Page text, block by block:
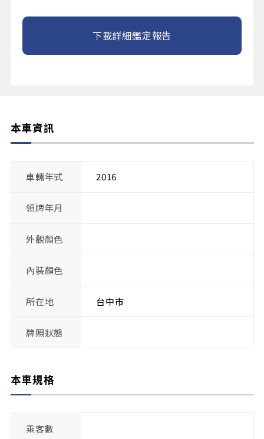
下載詳細鑑定報告
本車資訊
車輛年式 2016
領牌年月
外觀顏色
內裝顏色
所在地 台中市
牌照狀態
本車規格
乘客數